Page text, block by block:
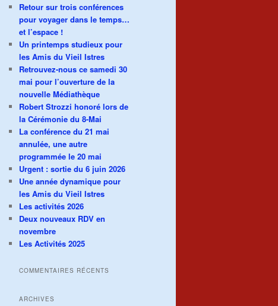
Retour sur trois conférences
pour voyager dans le temps…
et l’espace !
Un printemps studieux pour
les Amis du Vieil Istres
Retrouvez-nous ce samedi 30
mai pour l’ouverture de la
nouvelle Médiathèque
Robert Strozzi honoré lors de
la Cérémonie du 8-Mai
La conférence du 21 mai
annulée, une autre
programmée le 20 mai
Urgent : sortie du 6 juin 2026
Une année dynamique pour
les Amis du Vieil Istres
Les activités 2026
Deux nouveaux RDV en
novembre
Les Activités 2025
COMMENTAIRES RÉCENTS
ARCHIVES